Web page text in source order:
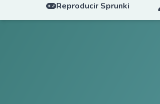
Reproducir Sprunki